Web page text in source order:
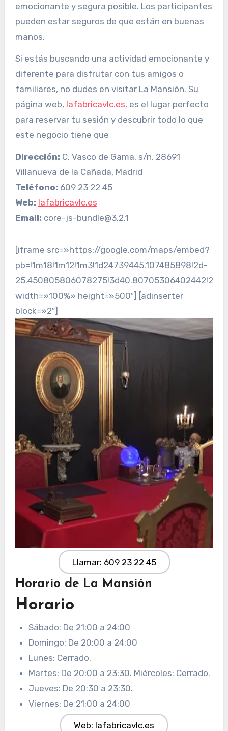
emocionante y segura posible. Los participantes
pueden estar seguros de que están en buenas
manos.
Si estás buscando una actividad emocionante y
diferente para disfrutar con tus amigos o
familiares, no dudes en visitar La Mansión. Su
página web, lafabricavlc.es, es el lugar perfecto
para reservar tu sesión y descubrir todo lo que
este negocio tiene que
Dirección: C. Vasco de Gama, s/n, 28691
Villanueva de la Cañada, Madrid
Teléfono: 609 23 22 45
Web: lafabricavlc.es
Email: core-js-bundle@3.2.1
[iframe src=»https://google.com/maps/embed?
pb=!1m18!1m12!1m3!1d24739445.107485898!2d-
width=»100%» height=»500″] [adinserter
block=»2″]
Llamar: 609 23 22 45
Horario de La Mansión
Horario
Sábado: De 21:00 a 24:00
Domingo: De 20:00 a 24:00
Lunes: Cerrado.
Martes: De 20:00 a 23:30. Miércoles: Cerrado.
Jueves: De 20:30 a 23:30.
Viernes: De 21:00 a 24:00
Web: lafabricavlc.es